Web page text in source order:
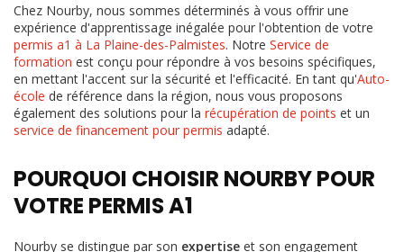
Chez Nourby, nous sommes déterminés à vous offrir une
expérience d'apprentissage inégalée pour l'obtention de votre
permis a1 à La Plaine-des-Palmistes. Notre Service de
formation est conçu pour répondre à vos besoins spécifiques,
en mettant l'accent sur la sécurité et l'efficacité. En tant qu'Auto-
école de référence dans la région, nous vous proposons
également des solutions pour la récupération de points et un
service de financement pour permis adapté.
POURQUOI CHOISIR NOURBY POUR
VOTRE PERMIS A1
Nourby se distingue par son expertise et son engagement